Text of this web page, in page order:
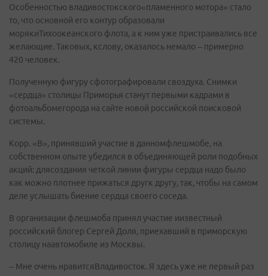
Особенностью владивостокского«пламенного мотора» стало
то, что основной его контур образовали
морякиТихоокеанского флота, а к ним уже пристраивались все
желающие. Таковых, кслову, оказалось немало – примерно
420 человек.
Полученную фигуру сфотографировали своздуха. Снимки
«сердца» столицы Приморья станут первыми кадрами в
фотоальбомегорода на сайте новой российской поисковой
системы.
Корр. «В», принявший участие в данномфлешмобе, на
собственном опыте убедился в объединяющей роли подобных
акций: длясоздания четкой линии фигуры сердца надо было
как можно плотнее прижаться другк другу, так, чтобы на самом
деле услышать биение сердца своего соседа.
В организации флешмоба принял участие иизвестный
российский блогер Сергей Доля, приехавший в приморскую
столицу наавтомобиле из Москвы.
– Мне очень нравитсяВладивосток. Я здесь уже не первый раз